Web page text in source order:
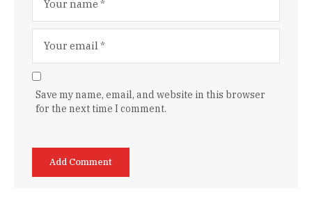
Save my name, email, and website in this browser
for the next time I comment.